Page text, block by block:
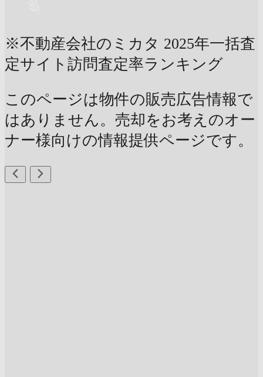
※不動産会社のミカタ 2025年一括査
定サイト訪問査定率ランキング
このページは物件の販売広告情報で
はありません。売却をお考えのオー
ナー様向けの情報提供ページです。